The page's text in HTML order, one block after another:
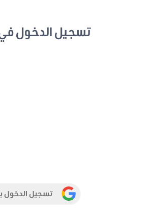
تسجيل الدخول
تسجيل الدخول